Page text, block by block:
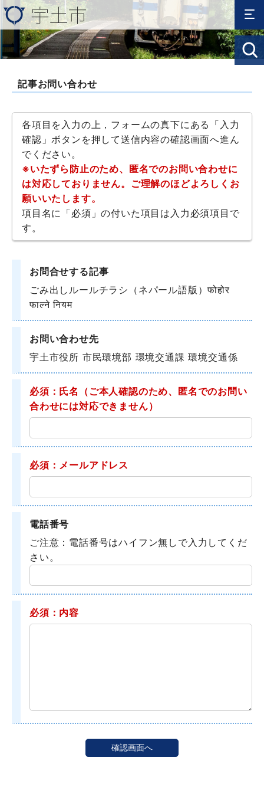
記事お問い合わせ
各項目を入力の上，フォームの真下にある「入力
確認」ボタンを押して送信内容の確認画面へ進ん
でください。
※いたずら防止のため、匿名でのお問い合わせに
は対応しておりません。ご理解のほどよろしくお
願いいたします。
項目名に「必須」の付いた項目は入力必須項目で
す。
お問合せする記事
ごみ出しルールチラシ（ネパール語版）फोहोर
फाल्ने नियम
お問い合わせ先
宇土市役所 市民環境部 環境交通課 環境交通係
必須：氏名
（ご本人確認のため、匿名でのお問い
合わせには対応できません）
必須：メールアドレス
電話番号
ご注意：電話番号はハイフン無しで入力してくだ
さい。
必須：内容